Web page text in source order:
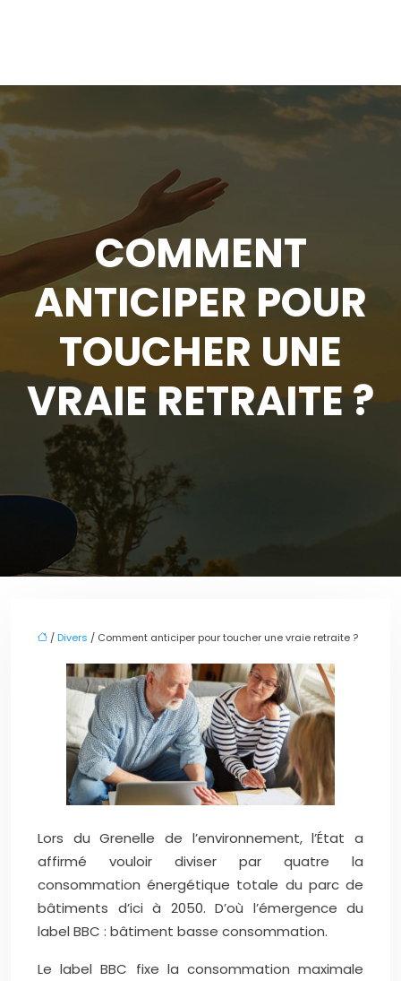
COMMENT
ANTICIPER POUR
TOUCHER UNE
VRAIE RETRAITE ?
/ Divers / Comment anticiper pour toucher une vraie retraite ?
Lors du Grenelle de l’environnement, l’État a
affirmé vouloir diviser par quatre la
consommation énergétique totale du parc de
bâtiments d’ici à 2050. D’où l’émergence du
label BBC : bâtiment basse consommation.
Le label BBC fixe la consommation maximale